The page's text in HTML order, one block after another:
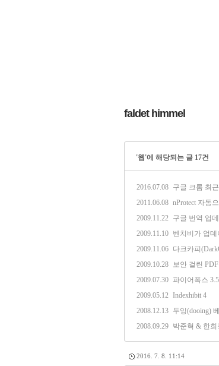
faldet himmel
'웹'에 해당되는 글 17건
2016.07.08 구글 크롬 최
2011.06.08 nProtect 자동
2009.11.22
구글 번역 업
2009.11.10
벤치비가 업데
2009.11.06
다크카피
2009.10.28
보안 걸린
2009.07.30
파이어폭스
2009.05.12 Indexhibit 4
2008.12.13
두잉(dooing)
2008.09.29
박준혁 & 한희
2016. 7. 8. 11:14